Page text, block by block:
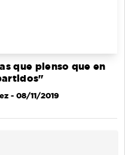
que pienso que en
- 08/11/2019